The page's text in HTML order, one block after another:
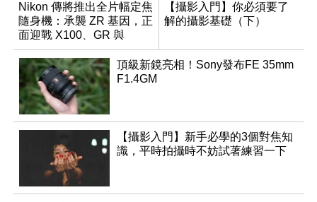
Nikon 傳將推出全片幅定焦
隨身機：承襲 ZR 基因，正
面迎戰 X100、GR 與
RX1R 系列
【攝影入門】你必須要了
解的攝影基礎（下）
頂級新鏡亮相！Sony發布FE 35mm
F1.4GM
【攝影入門】新手必學的3個對焦知
識，平時拍攝時不妨試著練習一下